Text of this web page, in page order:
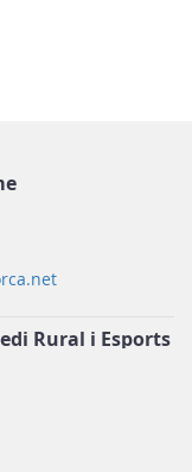
Rural i Esports